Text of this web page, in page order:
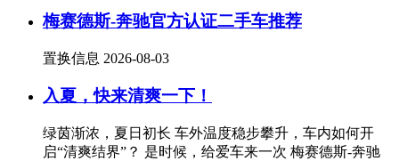
梅赛德斯-奔驰官方认证二手车推荐
置换信息 2026-08-03
入夏，快来清爽一下！
绿茵渐浓，夏日初长 车外温度稳步攀升，车内如何开
启“清爽结界”？ 是时候，给爱车来一次 梅赛德斯-奔驰